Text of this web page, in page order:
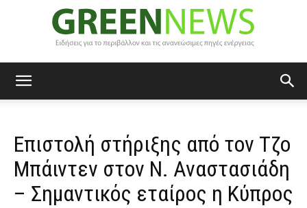
News
Επιστολή στήριξης από τον Τζο
Μπάιντεν στον Ν. Αναστασιάδη
– Σημαντικός εταίρος η Κύπρος